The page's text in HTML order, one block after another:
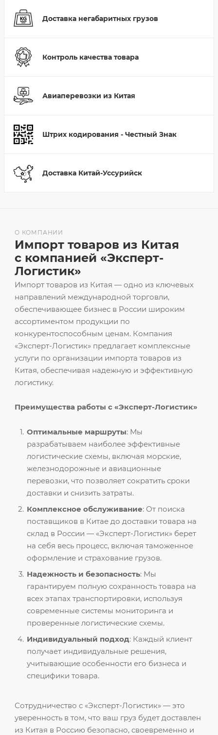
Доставка негабаритных грузов
Контроль качества товара
Авиаперевозки из Китая
Штрих кодирования - Честный Знак
Доставка Китай-Уссурийск
Импорт товаров из Китая — одно из ключевых
направлений международной торговли,
обеспечивающее бизнес в России широким
ассортиментом продукции по
конкурентоспособным ценам. Компания
«Эксперт-Логистик» предлагает комплексные
услуги по организации импорта товаров из
Китая, обеспечивая надежную и эффективную
логистику.
Преимущества работы с «Эксперт-Логистик»
Оптимальные маршруты: Мы
разрабатываем наиболее эффективные
логистические схемы, включая морские,
железнодорожные и авиационные
перевозки, что позволяет сократить сроки
доставки и снизить затраты.
Комплексное обслуживание: От поиска
поставщиков в Китае до доставки товара на
склад в России — «Эксперт-Логистик» берет
на себя весь процесс, включая таможенное
оформление и страхование грузов.
Надежность и безопасность: Мы
гарантируем полную сохранность товара на
всех этапах транспортировки, используя
современные системы мониторинга и
проверенные логистические схемы.
Индивидуальный подход: Каждый клиент
получает индивидуальные решения,
учитывающие особенности его бизнеса и
специфики товара.
Сотрудничество с «Эксперт-Логистик» — это
уверенность в том, что ваш груз будет доставлен
из Китая в Россию безопасно, своевременно и
О КОМПАНИИ
Импорт товаров из Китая
с компанией «Эксперт-
Логистик»